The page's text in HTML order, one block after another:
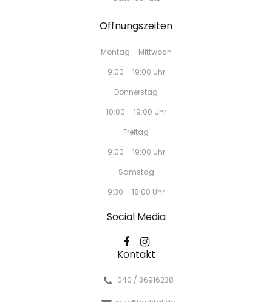
Öffnungszeiten
Montag – Mittwoch
9:00 – 19:00 Uhr
Donnerstag
10:00 – 19:00 Uhr
Freitag
9:00 – 19:00 Uhr
Samstag
9:30 – 18:00 Uhr
Social Media
Kontakt
040 / 36916238